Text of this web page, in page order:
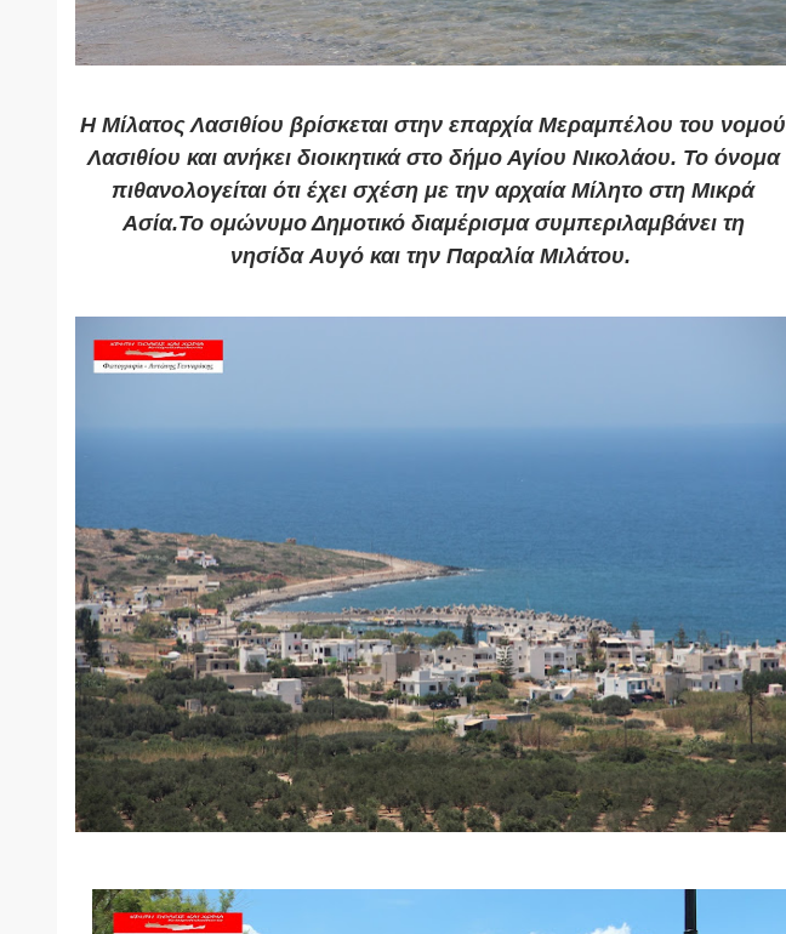
Η Μίλατος Λασιθίου βρίσκεται στην επαρχία Μεραμπέλου του νομού
Λασιθίου και ανήκει διοικητικά στο δήμο Αγίου Νικολάου. Το όνομα
πιθανολογείται ότι έχει σχέση με την αρχαία Μίλητο στη Μικρά
Ασία.Το ομώνυμο Δημοτικό διαμέρισμα συμπεριλαμβάνει τη
νησίδαΑυγόκαι την Παραλία Μιλάτου.